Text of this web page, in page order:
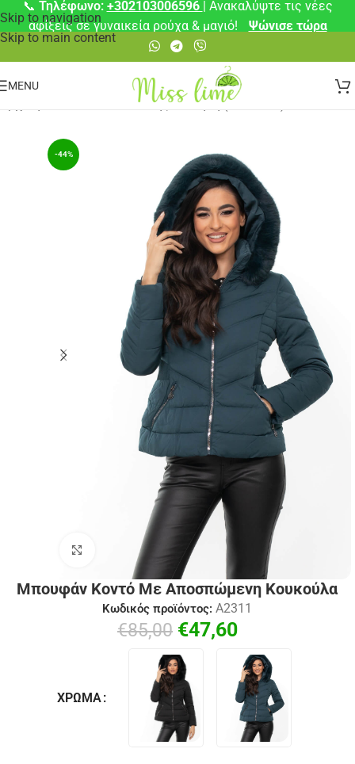
Skip to navigation
Skip to main content
📞 Τηλέφωνο: +302103006596 | Ανακαλύψτε τις νέες
αφίξεις σε γυναικεία ρούχα & μαγιό!
Ψώνισε τώρα
MENU
👑 Πολυτελής Αίσθηση (50€-100€)
-44%
Click to enlarge
Μπουφάν Κοντό Με Αποσπώμενη Κουκούλα
Κωδικός προϊόντος:A2311
€85,00 €47,60
ΧΡΏΜΑ